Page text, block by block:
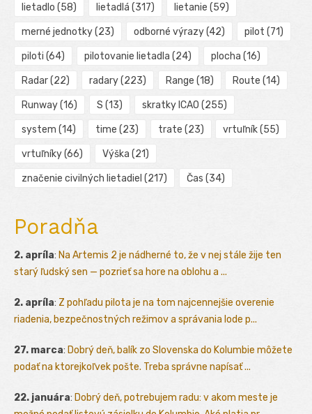
lietadlo (58) lietadlá (317) lietanie (59)
merné jednotky(23) odborné výrazy(42) pilot (71)
piloti (64) pilotovanie lietadla (24) plocha (16)
Radar(22) radary(223) Range (18) Route (14)
Runway(16) S (13) skratky ICAO (255)
system (14) time (23) trate (23) vrtuľník(55)
vrtuľníky(66) Výška (21)
značenie civilných lietadiel (217) Čas (34)
Poradňa
2. apríla: Na Artemis 2 je nádherné to, že v nej stále žije ten
starý ľudský sen — pozrieť sa hore na oblohu a ...
2. apríla: Z pohľadu pilota je na tom najcennejšie overenie
riadenia, bezpečnostných režimov a správania lode p...
27. marca: Dobrý deň, balík zo Slovenska do Kolumbie môžete
podať na ktorejkoľvek pošte. Treba správne napísať ...
22. januára: Dobrý deň, potrebujem radu: v akom meste je